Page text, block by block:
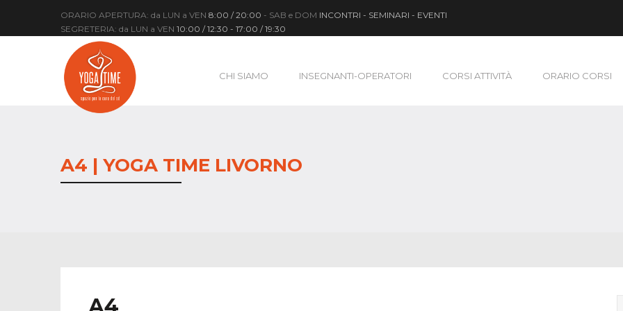
ORARIO APERTURA: da LUN a VEN 8:00 / 20:00 - SAB e DOM INCONTRI - SEMINARI - EVENTI
SEGRETERIA: da LUN a VEN 10:00 / 12:30 - 17:00 / 19:30
CHI SIAMO INSEGNANTI-OPERATORI CORSI ATTIVITÀ ORARIO CORSI
A4 | YOGA TIME LIVORNO